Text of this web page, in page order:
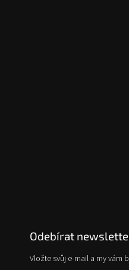
Odebírat
Vložte svůj e-mail a my vám